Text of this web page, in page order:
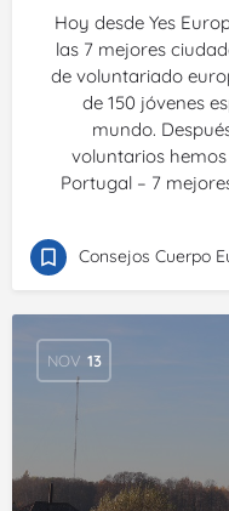
Hoy desde Yes
las 7 mejores
de voluntariado
de 150 jóvenes
mundo.
voluntarios
Portugal – 7
Consejos Cuerpo
NOV 13